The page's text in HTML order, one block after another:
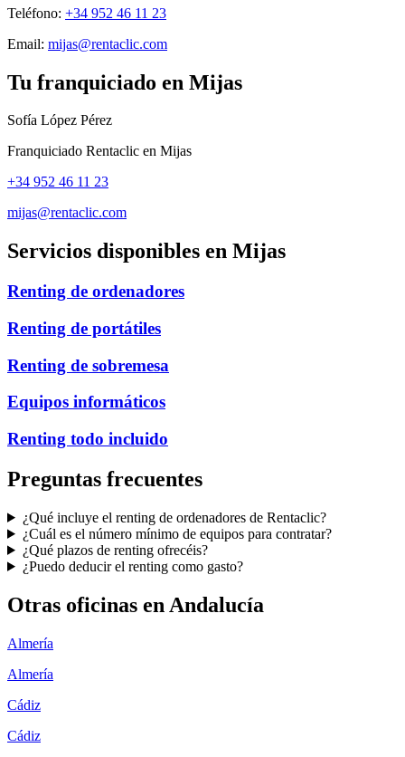
Teléfono: +34 952 46 11 23
Email: mijas@rentaclic.com
Tu franquiciado en Mijas
Sofía López Pérez
Franquiciado Rentaclic en Mijas
+34 952 46 11 23
mijas@rentaclic.com
Servicios disponibles en Mijas
Renting de ordenadores
Renting de portátiles
Renting de sobremesa
Equipos informáticos
Renting todo incluido
Preguntas frecuentes
¿Qué incluye el renting de ordenadores de Rentaclic?
¿Cuál es el número mínimo de equipos para contratar?
¿Qué plazos de renting ofrecéis?
¿Puedo deducir el renting como gasto?
Otras oficinas en Andalucía
Almería
Almería
Cádiz
Cádiz